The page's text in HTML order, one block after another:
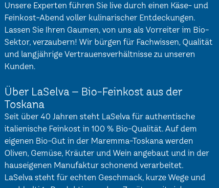
Unsere Experten führen Sie live durch einen Käse- und
Feinkost-Abend voller kulinarischer Entdeckungen.
Lassen Sie Ihren Gaumen, von uns als Vorreiter im Bio-
Sektor, verzaubern! Wir bürgen für Fachwissen, Qualität
und langjährige Vertrauensverhältnisse zu unseren
Kunden.
Über LaSelva – Bio-Feinkost aus der
Toskana
Seit über 40 Jahren steht LaSelva für authentische
italienische Feinkost in 100 % Bio-Qualität. Auf dem
eigenen Bio-Gut in der Maremma-Toskana werden
Oliven, Gemüse, Kräuter und Wein angebaut und in der
hauseigenen Manufaktur schonend verarbeitet.
LaSelva steht für echten Geschmack, kurze Wege und